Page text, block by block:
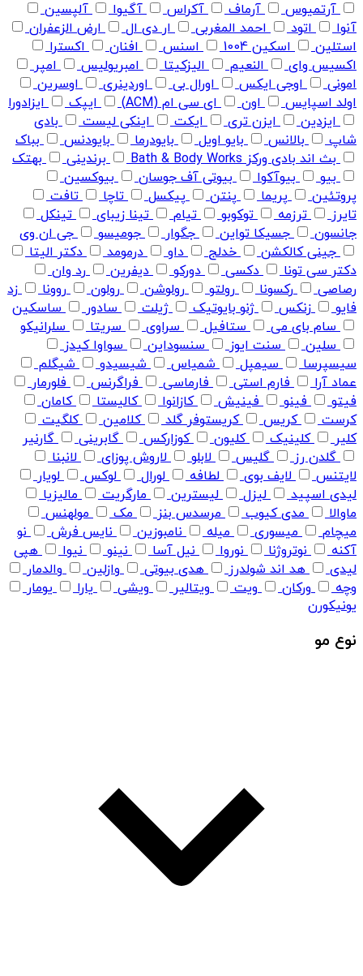
آرتمیوس آرماف آکراس آگیوا
آلپسین
آنوا
اتود احمد المغربی ار دی ال
ارض الزعفران
استلین
اسکین 1004 اسنس افنان
اکسترا
اکسیس وای
النعیم الیزکیتا امبریولیس
امپر
امونی
اوجی ایکس اورال بی اوردینری
اوسرین
اولد اسپایس
اون ای سی ام (ACM) ایپک
ایزادورا
ایزدین
ایزن تری ایکت اینکی لیست
بادی
شاپ
بالانس بایو اویل بایودرما بایودنس
بباک
بث اند بادی ورکز Bath & Body Works
برندینی
بهتک
بیو
بیوآکوا بیوتی آف جوسان
بیوکسین
پروتئین
پریما پنتن پیکسل تاچا
تافت
تایرز
ترزمه توکوبو تیام تینا زیبای
تینکل
جانسون
جسیکا تواین جگوار جومیسو
جی ان وی
جینی کالکشن
خدلج داو درمومد
دکتر الیتا
دکتر سی تونا
دکسی دورکو دیفرین
رد وان
رصاصی
رکسونا رولتو رولوشن رولون روونا
زد
فایو
زنکس ژنو بایوتیک ژیلت سادور
ساسکین
سام بای می
ستافیل سراوی سریتا
سلرانیکو
سلین
سنت ایوز سنسوداین
سواوا کیدز
سیسپرسا
سیمپل شمیاس شیسیدو
شیگلم
عماد آرا
فارم استی فارماسی فراگرنس
فلورمار
فیتو
فینو فینیش کازانوا کالیستا
کامان
کرست
کریس کریستوفر گلد کلامین
کلگیت
کلیر
کلینیک کلیون کوزارکس گابرینی
گارنیر
گلدن رز
گلیس لابلو لاروش پوزای
لانبنا
لایتنس
لایف بوی لطافه لورال لوکس
لویار
لیدی اسپید
لیزل لیسترین مارگریت
مالیزیا
ماوالا
مدی کیوب مرسدس بنز مک
مولهنس
میچام
میسوری میله نامبوزین نایس فرش
نو
آکنه
نوتروژنا نوروا نیل آسا نینو نیوا
هپی
لیدی
هد اند شولدرز هدی بیوتی وازلین
والدمار
وچه
ورکان ویت ویتالیر ویشی یارا
یومار
یونیکورن
نوع مو